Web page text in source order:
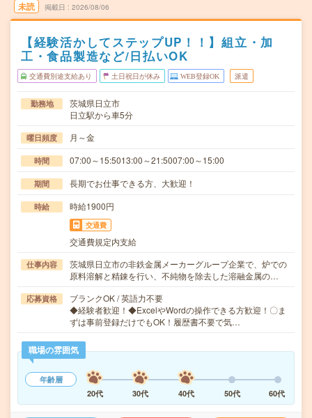
未読 掲載日 2026/08/06
【経験活かしてステップUP！！】組立・加
工・食品製造など/日払いOK
交通費別途支給あり 土日祝日が休み WEB登録OK 派遣
勤務地
茨城県日立市
日立駅から車5分
曜日頻度 月～金
時間 07:00～15:5013:00～21:5007:00～15:00
期間 長期でお仕事できる方、大歓迎！
時給 時給1900円
交通費
交通費規定内支給
仕事内容
茨城県日立市の非鉄金属メーカーグループ企業で、炉での
原料溶解と精錬を行い、不純物を除去した溶融金属の…
応募資格
ブランクOK / 英語力不要
◆経験者歓迎！◆ExcelやWordの操作できる方歓迎！〇ま
ずは事前登録だけでもOK！履歴書不要で気…
職場の雰囲気
年齢層
20代
30代 40代 50代 60代